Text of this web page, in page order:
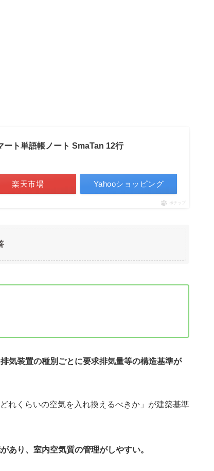
ート単語帳ノート SmaTan 12行
楽天市場 Yahooショッピング
ポチップ
気装置の種別ごとに要求排気量等の構造基準が
れくらいの空気を入れ換えるべきか」が建築基準
あり、室内空気質の管理がしやすい。